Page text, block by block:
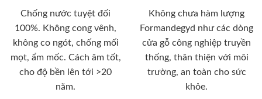
Chống nước tuyệt đối
100%. Không cong vênh,
không co ngót, chống mối
mọt, ẩm mốc. Cách âm tốt,
cho độ bền lên tới >20
năm.
Không chưa hàm lượng
Formandegyd như các dòng
cửa gỗ công nghiệp truyền
thống, thân thiện với môi
trường, an toàn cho sức
khỏe.